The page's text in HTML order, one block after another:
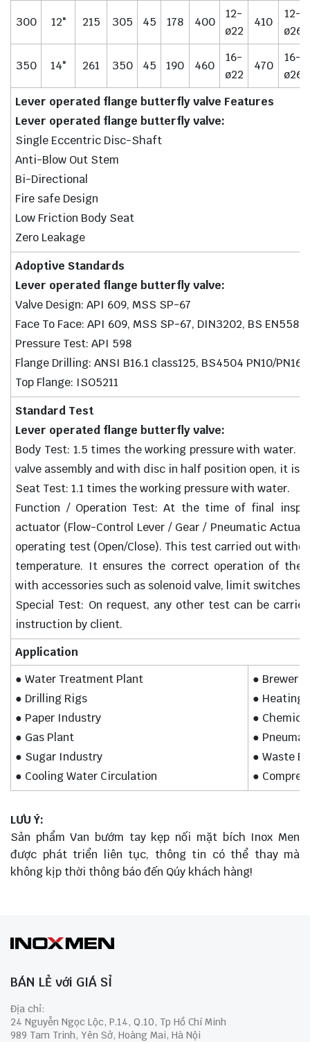
300 12" 215 305 45 178 400
12-
ø22
410
12-
ø26
350 14" 261 350 45 190 460
16-
ø22
470
16-
ø26
Lever operated flange butterfly valve Features
Lever operated flange butterfly valve:
Single Eccentric Disc-Shaft
Anti-Blow Out Stem
Bi-Directional
Fire safe Design
Low Friction Body Seat
Zero Leakage
Adoptive Standards
Lever operated flange butterfly valve:
Valve Design: API 609, MSS SP-67
Face To Face: API 609, MSS SP-67, DIN3202, BS EN558-1
Pressure Test: API 598
Flange Drilling: ANSI B16.1 class125, BS4504 PN10/PN16,
Top Flange: ISO5211
Standard Test
Lever operated flange butterfly valve:
Body Test: 1.5 times the working pressure with water.
valve assembly and with disc in half position open, it is
Seat Test: 1.1 times the working pressure with water.
Function / Operation Test: At the time of final
actuator (Flow-Control Lever / Gear / Pneumatic
operating test (Open/Close). This test carried out
temperature. It ensures the correct operation of the
with accessories such as solenoid valve, limit
Special Test: On request, any other test can be
instruction by client.
Application
● Water Treatment Plant
● Drilling Rigs
● Paper Industry
● Gas Plant
● Sugar Industry
● Cooling Water Circulation
●
● Heating
●
●
● Waste
●
LƯU Ý:
Sản phẩm Van bướm tay kẹp nối mặt bích Inox Men
được phát triển liên tục, thông tin có thể thay mà
không kịp thời thông báo đến Qúy khách hàng!
BÁN LẺ với GIÁ SỈ
Địa chỉ:
24 Nguyễn Ngọc Lộc, P.14, Q.10, Tp Hồ Chí Minh
989 Tam Trinh, Yên Sở, Hoàng Mai, Hà Nội